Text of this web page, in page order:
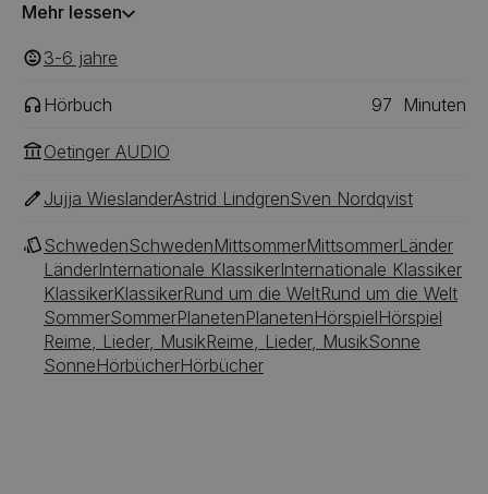
feiern. Hier erleben Lieblingscharaktere wie Pippi,
und große Abenteuer passend zur schönsten Zeit
Geschichten und jeder Menge skandinavischen
Traditionen.
Mehr lessen
3-6 ‎‎ jahre
Hörbuch 97 Minuten
Oetinger AUDIO
Jujja WieslanderAstrid LindgrenSven Nordqvist
SchwedenSchwedenMittsommerMittsommerLänder
LänderInternationale KlassikerInternationale Klassiker
KlassikerKlassikerRund um die WeltRund um die Welt
SommerSommerPlanetenPlanetenHörspielHörspiel
Reime, Lieder, MusikReime, Lieder, MusikSonne
SonneHörbücherHörbücher